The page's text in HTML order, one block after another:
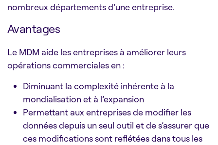
nombreux départements d’une entreprise.
Avantages
Le MDM aide les entreprises à améliorer leurs
opérations commerciales en :
Diminuant la complexité inhérente à la
mondialisation et à l’expansion
Permettant aux entreprises de modifier les
données depuis un seul outil et de s’assurer que
ces modifications sont reflétées dans tous les